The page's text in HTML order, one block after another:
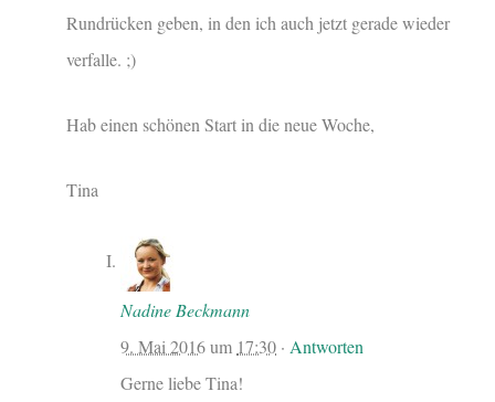
Rundrücken geben, in den ich auch jetzt gerade wieder
verfalle. ;)
Hab einen schönen Start in die neue Woche,
Tina
Nadine Beckmann
9. Mai 2016um 17:30 · Antworten
Gerne liebe Tina!